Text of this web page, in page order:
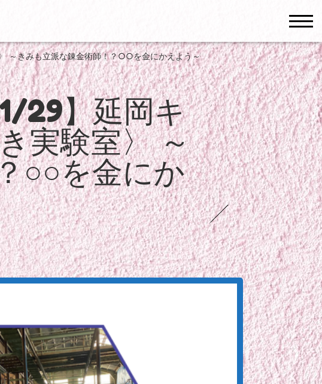
～きみも立派な錬金術師！？○○を金にかえよう～
29】延岡キ
実験室〉 ～
○○を金にか